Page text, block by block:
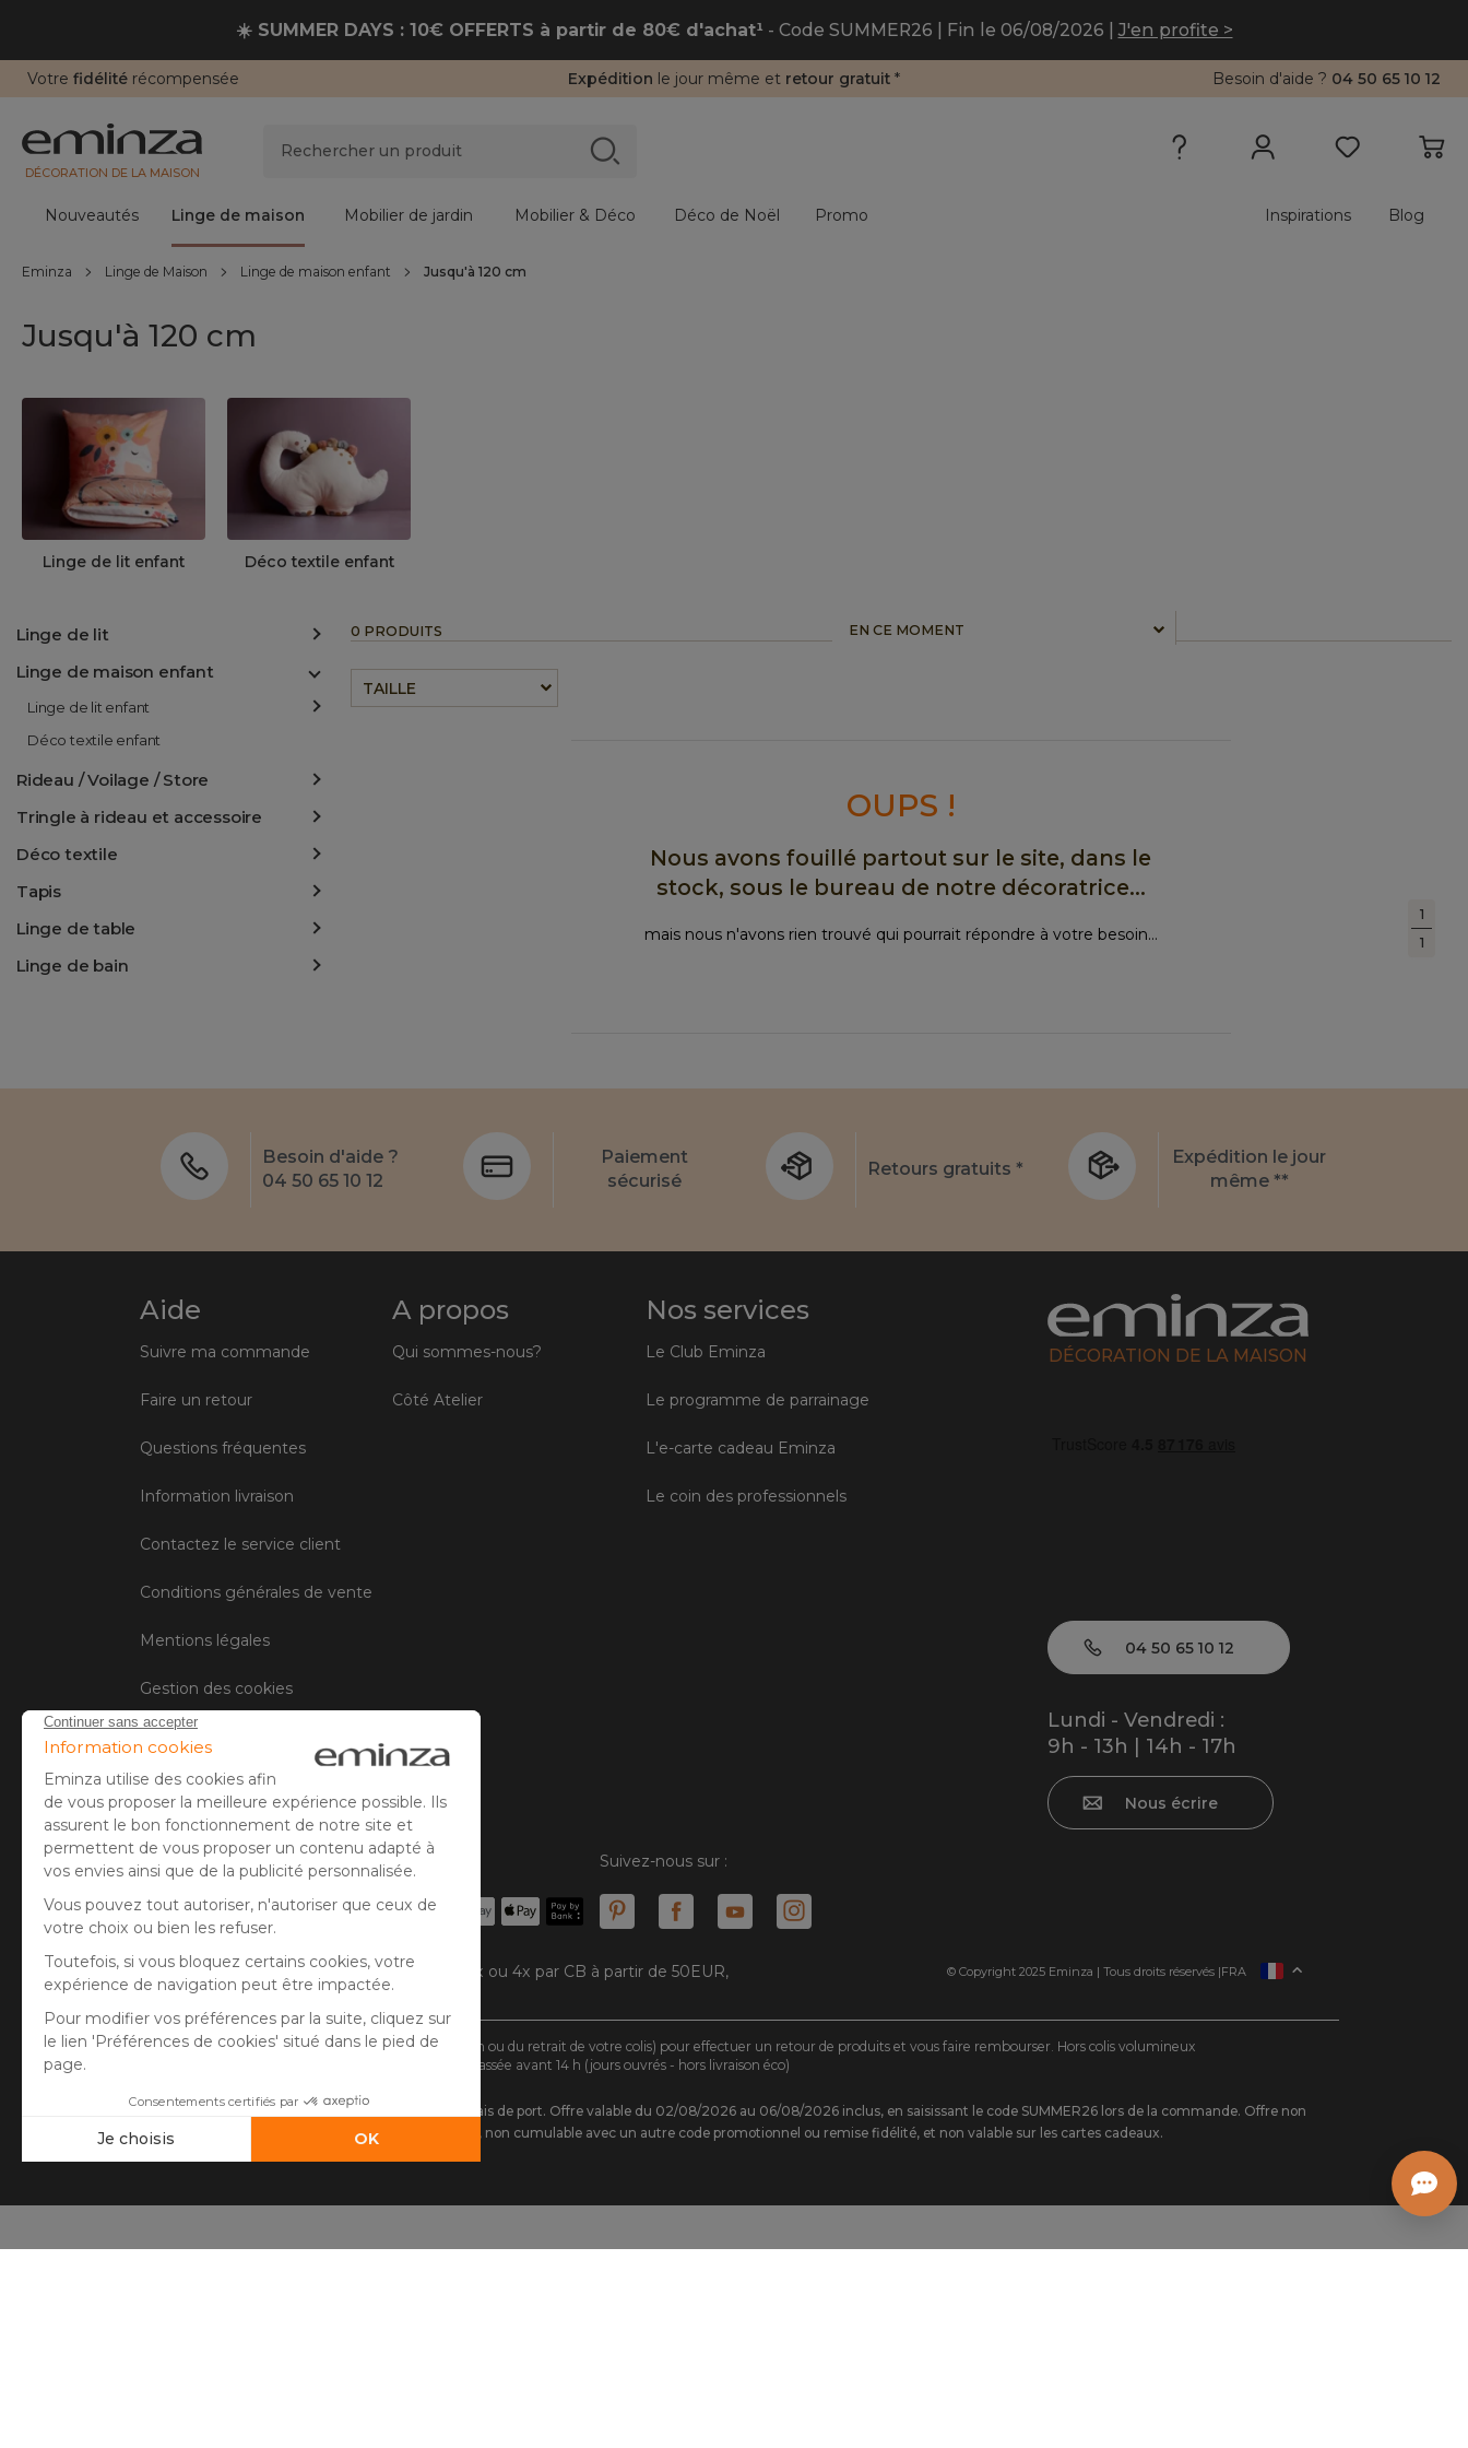
☀️ SUMMER DAYS : 10€ OFFERTS à partir de 80€ d'achat¹ - Code SUMMER26 | Fin le 06/08/2026 |J'en profite >
Votre fidélité récompensée Expédition le jour même et retour gratuit * Besoin d'aide ? 04 50 65 10 12
DÉCORATION DE LA MAISON
Nouveautés Linge de maison Mobilier de jardin Mobilier & Déco Déco de Noël Promo Inspirations Blog
Eminza Linge de Maison Linge de maison enfant Jusqu'à 120 cm
Jusqu'à 120 cm
Linge de lit enfant Déco textile enfant
Linge de lit
Linge de maison enfant
Linge de lit enfant
Déco textile enfant
Rideau / Voilage / Store
Tringle à rideau et accessoire
Déco textile
Tapis
Linge de table
Linge de bain
0 PRODUITS EN CE MOMENT
TAILLE
1
1
OUPS !
Nous avons fouillé partout sur le site, dans le
stock, sous le bureau de notre décoratrice...
mais nous n'avons rien trouvé qui pourrait répondre à votre besoin...
Besoin d'aide ?
04 50 65 10 12
Paiement
sécurisé
Retours gratuits *
Expédition le jour
même **
Aide
Suivre ma commande
Faire un retour
Questions fréquentes
Information livraison
Contactez le service client
Conditions générales de vente
Mentions légales
Gestion des cookies
Avis client
A propos
Qui sommes-nous?
Côté Atelier
Nos services
Le Club Eminza
Le programme de parrainage
L'e-carte cadeau Eminza
Le coin des professionnels
DÉCORATION DE LA MAISON
04 50 65 10 12
Lundi - Vendredi :
9h - 13h | 14h - 17h
Nous écrire
Paiement sécurisé Suivez-nous sur :
Carte bancaire, PayPal, virement bancaire, 3x ou 4x par CB à partir de 50EUR,
Google/Apple Pay.
© Copyright 2025 Eminza | Tous droits réservés |
ESPAÑA
FRA
* Vous disposez de 30 jours (à compter de la réception ou du retrait de votre colis) pour effectuer un retour de produits et vous faire rembourser. Hors colis volumineux
** Expédition le jour même pour toute commande passée avant 14 h (jours ouvrés - hors livraison éco)
(1) Remise de 10€ à partir de 80€ d'achat, hors frais de port. Offre valable du 02/08/2026 au 06/08/2026 inclus, en saisissant le code SUMMER26 lors de la commande. Offre non
sécable, non remboursable, non cumulable avec un autre code promotionnel ou remise fidélité, et non valable sur les cartes cadeaux.